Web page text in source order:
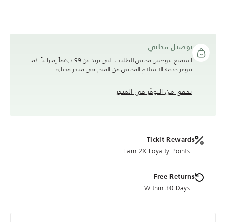
توصيل مجاني
استمتع بتوصيل مجاني للطلبات التي تزيد عن 99 درهماً إماراتياً. كما
تتوفر خدمة الاستلام المجاني من المتجر في متاجر مختارة.
تحقق من التوفّر في المتجر
Tickit Rewards
Earn 2X Loyalty Points
Free Returns
Within 30 Days